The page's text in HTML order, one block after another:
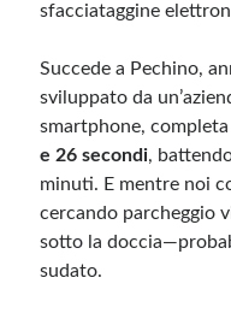
senza alcuna periodicità. Non
sensi della legge n· 62 del
pubblicato dai lettori nei commenti
ritenuti offensivi o lesivi
razzisti o che contengano dati
privacy. Alcune immagini inserite
considerate di pubblico dominio.
immediatamente rimosse.
sfacciataggine
Succede a Pechino,
sviluppato da
smartphone,
e 26 secondi,
minuti. E mentre noi
cercando parcheggio
sotto la
sudato.